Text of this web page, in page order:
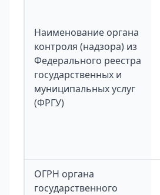
Наименование органа
контроля (надзора) из
Федерального реестра
государственных и
муниципальных услуг
(ФРГУ)
ОГРН органа
государственного